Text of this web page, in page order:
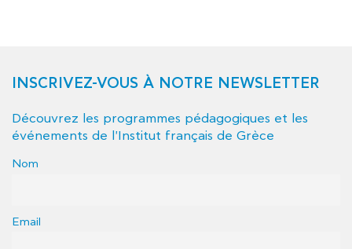
INSCRIVEZ-VOUS À NOTRE NEWSLETTER
Découvrez les programmes pédagogiques et les
événements de l'Institut français de Grèce
Nom
Email